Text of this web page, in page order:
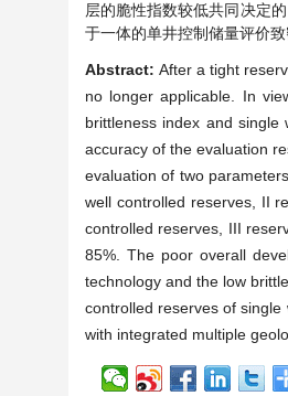
层的脆性指数较低共同决定
于一体的单井控制储量评价
Abstract:After a tight
no longer applicable. In
brittleness index and
accuracy of the evaluation
evaluation of two
well controlled reserves, II
controlled reserves, III
85%. The poor overall
technology and the low
controlled reserves of
with integrated multiple